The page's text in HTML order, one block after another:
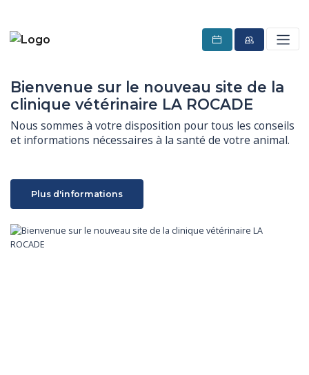
Bienvenue sur le nouveau site de la
clinique vétérinaire LA ROCADE
Nous sommes à votre disposition pour tous les conseils
et informations nécessaires à la santé de votre animal.
Plus d'informations